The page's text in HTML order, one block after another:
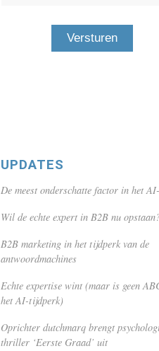
UPDATES
De meest onderschatte factor in het
Wil de echte expert in B2B nu
B2B marketing in het tijdperk van de
antwoordmachines
Echte expertise wint (maar is geen
het AI-tijdperk)
Oprichter dutchmarq brengt
thriller ‘Eerste Graad’ uit